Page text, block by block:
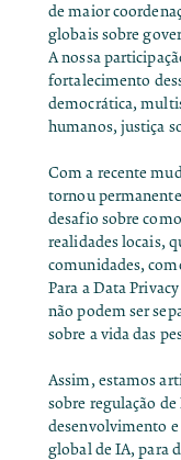
de maior
globaissobre
A nossa
fortalecimento
democrática,
humanos, justiça
Com a recente
tornou
desafio sobre
realidades locais,
comunidades,
Para a Data
não podem ser
sobre a vida das
Assim, estamos
sobre regulação de
desenvolvimento
global de IA, para